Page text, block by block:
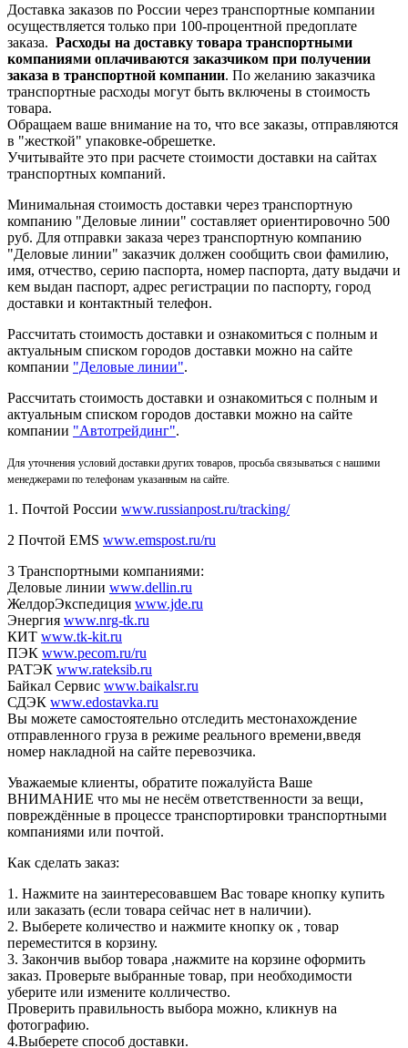
Доставка заказов по России через транспортные компании
осуществляется только при 100-процентной предоплате
заказа. Расходы на доставку товара транспортными
компаниями оплачиваются заказчиком при получении
заказа в транспортной компании. По желанию заказчика
транспортные расходы могут быть включены в стоимость
товара.
Обращаем ваше внимание на то, что все заказы, отправляются
в "жесткой" упаковке-обрешетке.
Учитывайте это при расчете стоимости доставки на сайтах
транспортных компаний.
Минимальная стоимость доставки через транспортную
компанию "Деловые линии" составляет ориентировочно 500
руб. Для отправки заказа через транспортную компанию
"Деловые линии" заказчик должен сообщить свои фамилию,
имя, отчество, серию паспорта, номер паспорта, дату выдачи и
кем выдан паспорт, адрес регистрации по паспорту, город
доставки и контактный телефон.
Рассчитать стоимость доставки и ознакомиться с полным и
актуальным списком городов доставки можно на сайте
компании "Деловые линии".
Рассчитать стоимость доставки и ознакомиться с полным и
актуальным списком городов доставки можно на сайте
компании "Автотрейдинг".
Для уточнения условий доставки других товаров, просьба связываться с нашими
менеджерами по телефонам указанным на сайте.
1. Почтой России www.russianpost.ru/tracking/
2 Почтой EMS www.emspost.ru/ru
3 Транспортными компаниями:
Деловые линии www.dellin.ru
ЖелдорЭкспедиция www.jde.ru
Энергия www.nrg-tk.ru
КИТ www.tk-kit.ru
ПЭК www.pecom.ru/ru
РАТЭК www.rateksib.ru
Байкал Сервис www.baikalsr.ru
СДЭК www.edostavka.ru
Вы можете самостоятельно отследить местонахождение
отправленного груза в режиме реального времени,введя
номер накладной на сайте перевозчика.
Уважаемые клиенты, обратите пожалуйста Ваше
ВНИМАНИЕ что мы не несём ответственности за вещи,
повреждённые в процессе транспортировки транспортными
компаниями или почтой.
Как сделать заказ:
1. Нажмите на заинтересовавшем Вас товаре кнопку купить
или заказать (если товара сейчас нет в наличии).
2. Выберете количество и нажмите кнопку ок , товар
переместится в корзину.
3. Закончив выбор товара ,нажмите на корзине оформить
заказ. Проверьте выбранные товар, при необходимости
уберите или измените колличество.
Проверить правильность выбора можно, кликнув на
фотографию.
4.Выберете способ доставки.